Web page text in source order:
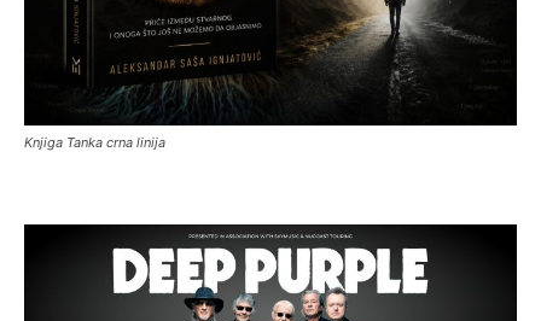
Knjiga Tanka crna linija